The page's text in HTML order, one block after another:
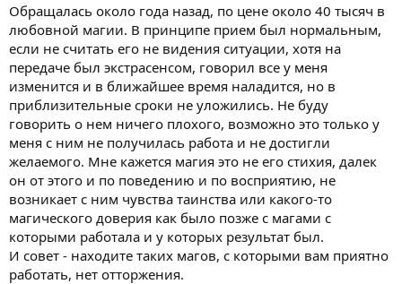
Обращалась около года назад, по цене около 40 тысяч в
любовной магии. В принципе прием был нормальным,
если не считать его не видения ситуации, хотя на
передаче был экстрасенсом, говорил все у меня
изменится и в ближайшее время наладится, но в
приблизительные сроки не уложились. Не буду
говорить о нем ничего плохого, возможно это только у
меня с ним не получилась работа и не достигли
желаемого. Мне кажется магия это не его стихия, далек
он от этого и по поведению и по восприятию, не
возникает с ним чувства таинства или какого-то
магического доверия как было позже с магами с
которыми работала и у которых результат был.
И совет - находите таких магов, с которыми вам приятно
работать, нет отторжения.